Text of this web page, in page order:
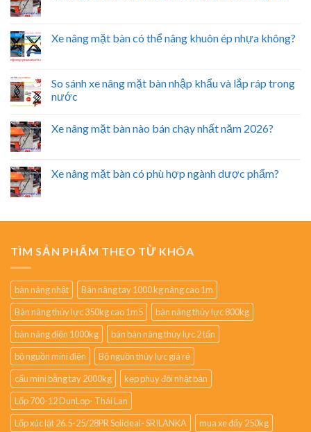
Xe nâng mặt bàn có thể nâng khuôn ép nhựa không?
So sánh xe nâng mặt bàn nhập khẩu và lắp ráp trong
nước
Xe nâng mặt bàn nào bán chạy nhất năm 2026?
Xe nâng mặt bàn có phù hợp ngành dược phẩm?
TÌM SẢN PHẨM THEO TỪ KHÓA
bàn nâng nhật
Bàn nâng tay 1000 kg nâng cao 1m
Bàn nâng thủy lực 350kg cao 1m5
bàn nâng thủy lực 800kg
bàn nâng điện 1000kg
bán bàn nâng thủy lực 2 tấn
bộ nguồn mini điện
Bộ nguồn thủy lực giá rẻ
cẩu mini bằng tay 2000kg
kẹp phuy đôi nhật bản
Lốp 700-12 DunLop- Thái Lan
Lốp xúc lật 26.5-25/28PR Solideal- SRILANKA
mua xe đẩy 250kg